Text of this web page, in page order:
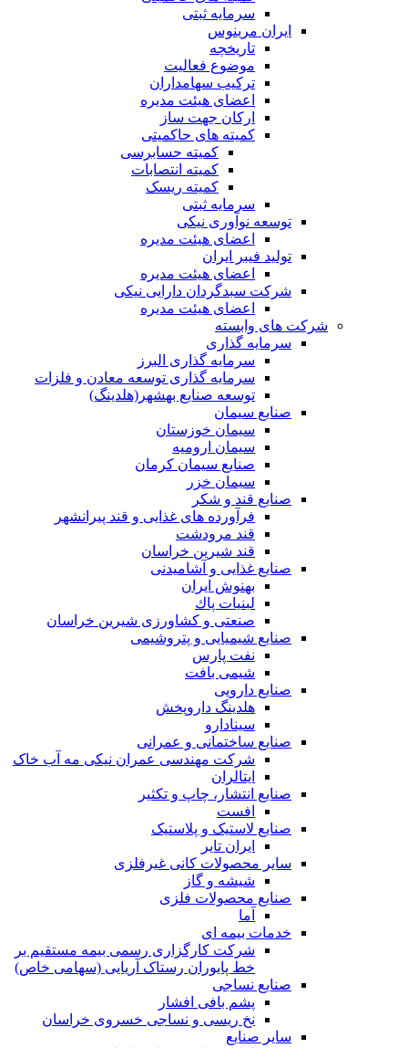
سرمایه ثبتی
ایران مرینوس
تاریخچه
موضوع فعالیت
ترکیب سهامداران
اعضای هیئت مدیره
ارکان جهت ساز
کمیته های حاکمیتی
کمیته حسابرسی
کمیته انتصابات
کمیته ریسک
سرمایه ثبتی
توسعه نوآوری نیکی
اعضای هیئت مدیره
تولید فیبر ایران
اعضای هیئت مدیره
شرکت سبدگردان دارایی نیکی
اعضای هیئت مدیره
شرکت های وابسته
سرمایه گذاری
سرمایه گذاری البرز
سرمایه گذاری توسعه معادن و فلزات
توسعه‌ صنایع‌ بهشهر(هلدینگ)
صنایع سیمان
سیمان خوزستان
سیمان ارومیه
صنایع سیمان کرمان
سیمان خزر
صنایع قند و شکر
فرآورده های غذایی و قند پیرانشهر
قند مرودشت
قند شیرین خراسان
صنایع غذايی و آشاميدنی
بهنوش ایران
لبنيات پاك
صنعتی و کشاورزی شیرین خراسان
صنایع شیمیایی و پتروشیمی
نفت پارس
شیمی بافت
صنایع دارویی
هلدینگ داروپخش
سینادارو
صنایع ساختمانی و عمرانی
شرکت مهندسی عمران نیکی مه آب خاک
ایتالران
صنایع انتشار، چاپ و تکثير
افست
صنایع لاستیک و پلاستیک
ایران تایر
ساير محصولات كانی غيرفلزی
شیشه و گاز
صنایع محصولات فلزی
آما
خدمات بیمه ای
شرکت کارگزاری رسمی بیمه مستقیم بر
خط پایوران رستاک آریایی (سهامی خاص)
صنایع نساجی
پشم بافی افشار
نخ ریسی و نساجی خسروی خراسان
سایر صنایع